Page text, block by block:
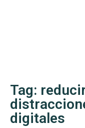
Tag:
digitales